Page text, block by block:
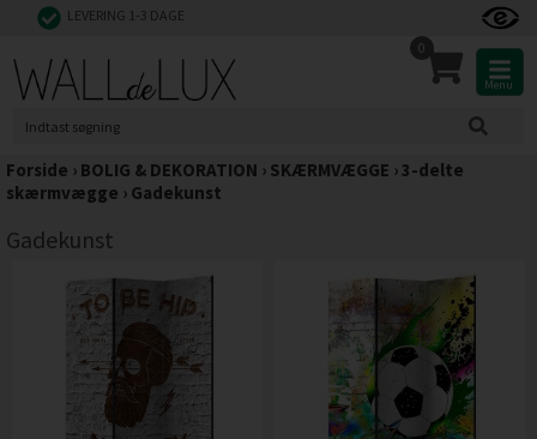
LEVERING 1-3 DAGE
0
Menu
Forside › BOLIG & DEKORATION › SKÆRMVÆGGE ›3-delte
skærmvægge › Gadekunst
Gadekunst